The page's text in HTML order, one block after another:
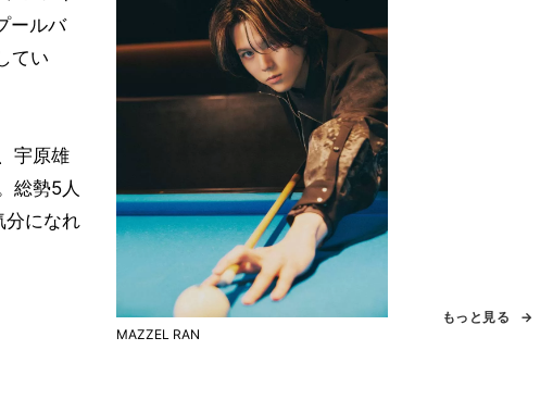
MAZZEL RAN
ールバ
てい
宇原雄
総勢5人
分になれ
もっと見る